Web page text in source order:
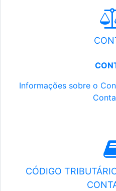
Informações sobre o
CÓDIGO